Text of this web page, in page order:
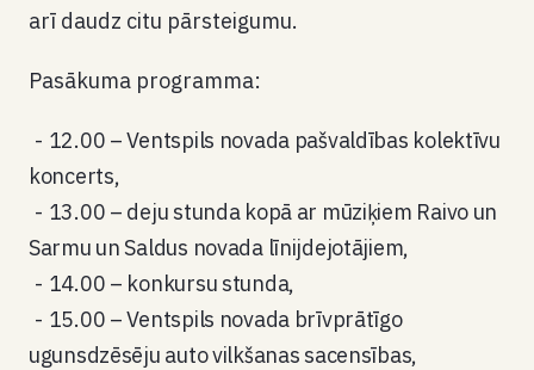
arī daudz citu pārsteigumu.
Pasākuma programma:
12.00 – Ventspils novada pašvaldības kolektīvu
koncerts,
13.00 – deju stunda kopā ar mūziķiem Raivo un
Sarmu un Saldus novada līnijdejotājiem,
14.00 – konkursu stunda,
15.00 – Ventspils novada brīvprātīgo
ugunsdzēsēju auto vilkšanas sacensības,